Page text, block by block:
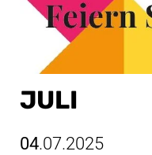
JULI
04.07.2025